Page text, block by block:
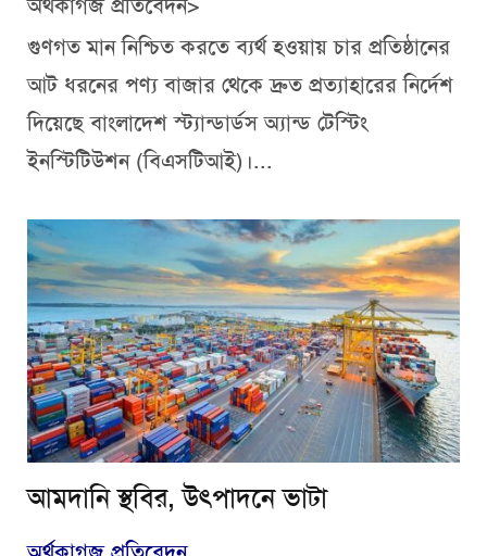
গুণগত মান নিশ্চিত করতে ব্যর্থ হওয়ায় চার প্রতিষ্ঠানের
আট ধরনের পণ্য বাজার থেকে দ্রুত প্রত্যাহারের নির্দেশ
দিয়েছে বাংলাদেশ স্ট্যান্ডার্ডস অ্যান্ড টেস্টিং
ইনস্টিটিউশন (বিএসটিআই)।...
আমদানি স্থবির, উৎপাদনে ভাটা